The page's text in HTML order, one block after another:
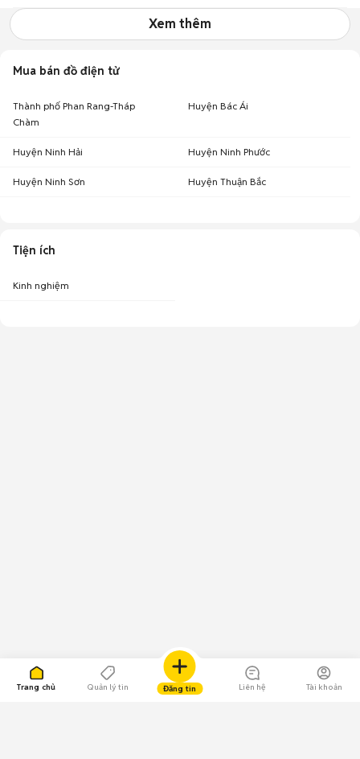
Trang chủ Quản lý tin Đăng tin Liên hệ Tài khoản
Xem thêm
Mua bán đồ điện tử
Thành phố Phan Rang-Tháp
Chàm
Huyện Bác Ái
Huyện Ninh Hải Huyện Ninh Phước
Huyện Ninh Sơn Huyện Thuận Bắc
Tiện ích
Kinh nghiệm